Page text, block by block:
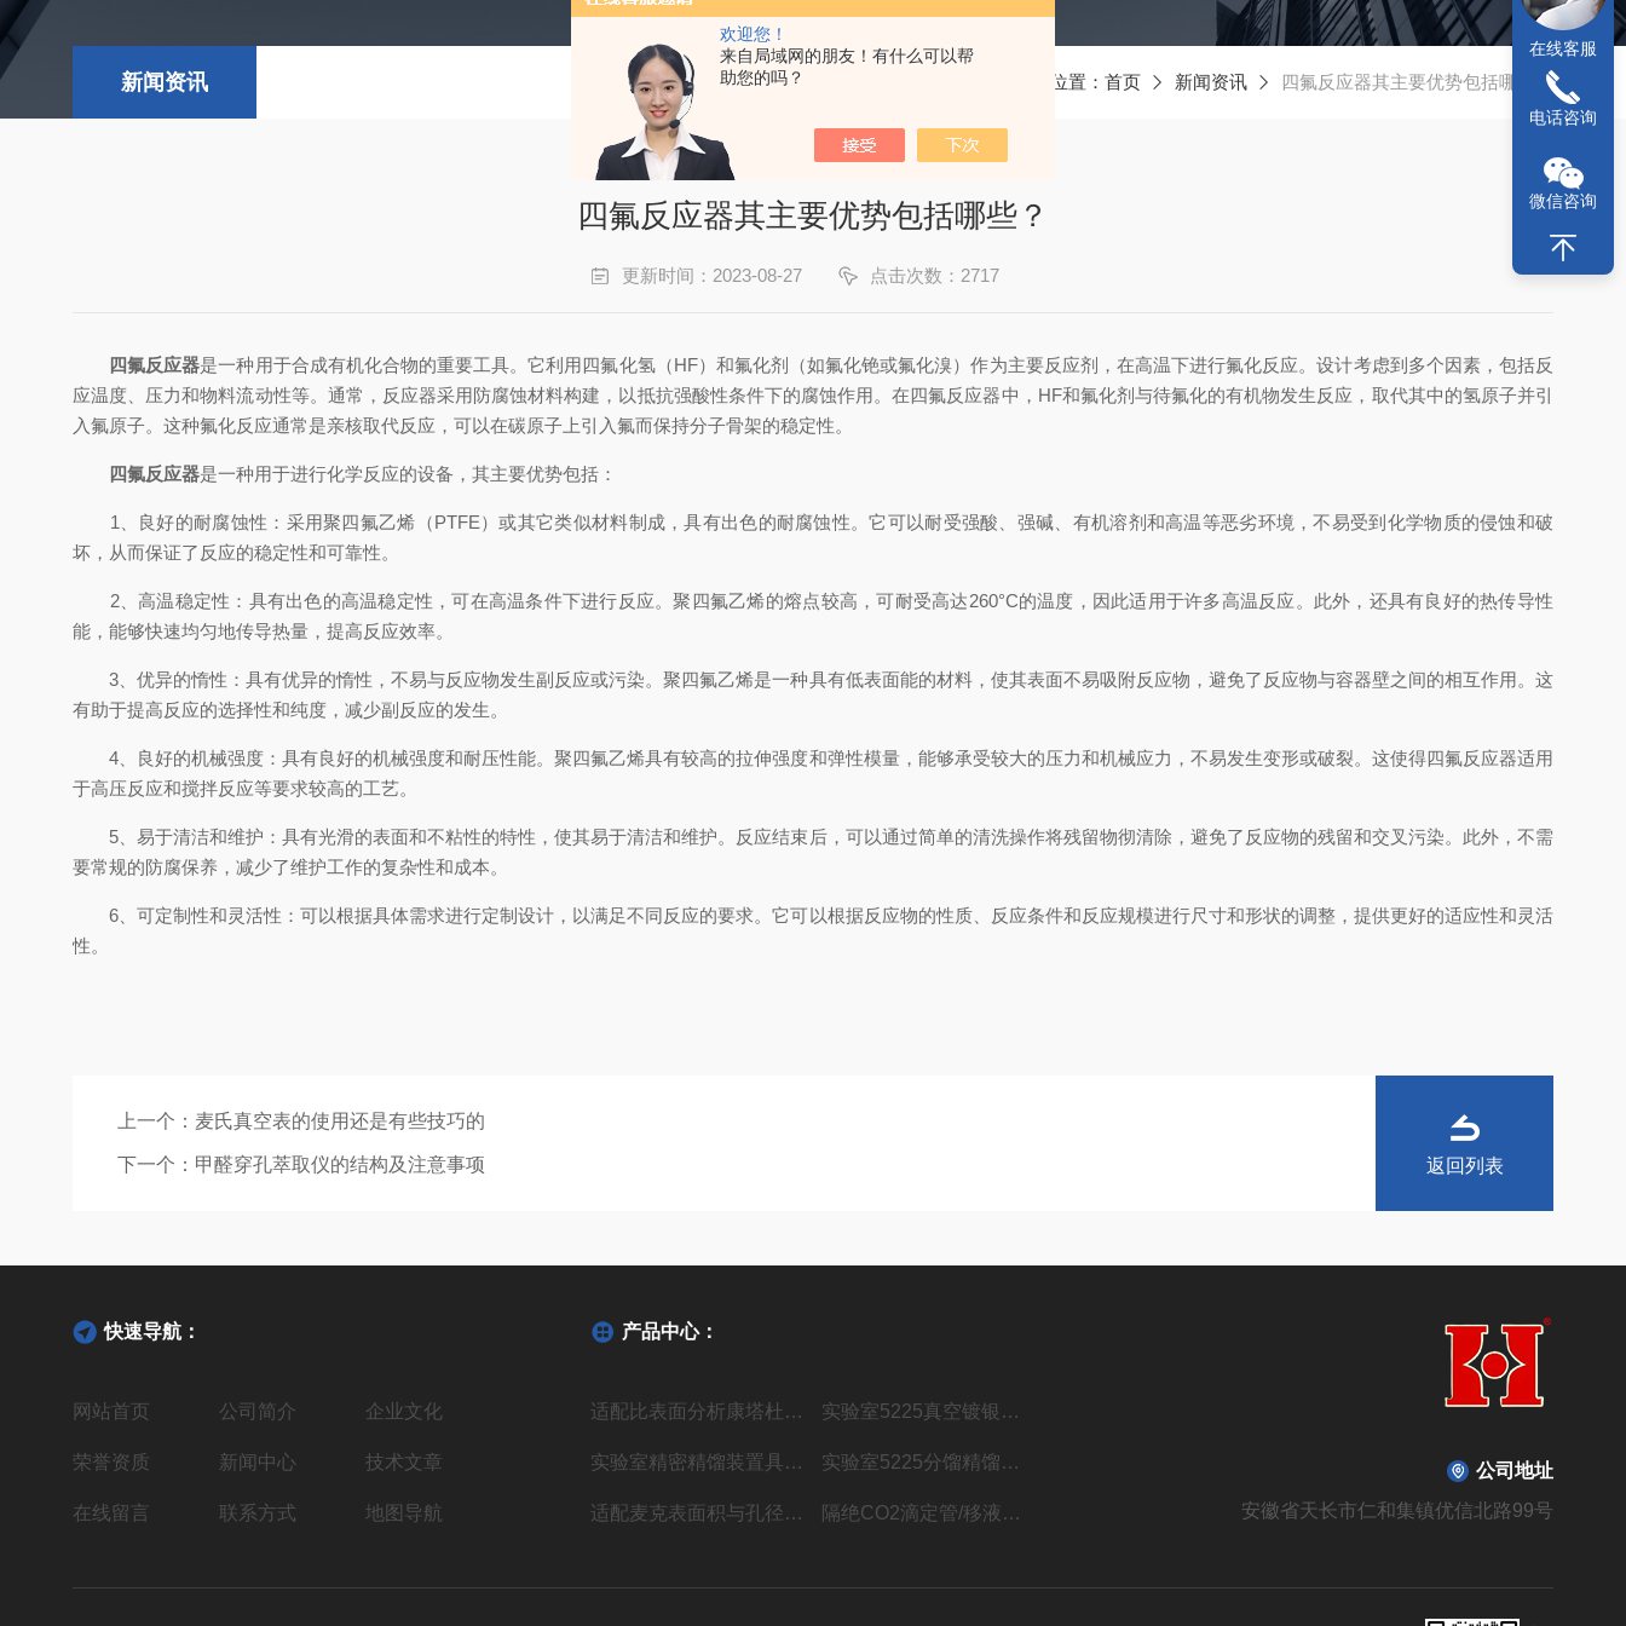
欢迎您！
来自局域网的朋友！有什么可以帮
助您的吗？
新闻资讯 当前位置： 首页 新闻资讯 四氟反应器其主要优势包括哪些？
四氟反应器其主要优势包括哪些？
更新时间：2023-08-27 点击次数：2717
四氟反应器是一种用于合成有机化合物的重要工具。它利用四氟化氢（HF）和氟化剂（如氟化铯或氟化溴）作为主要反应剂，在高温下进行氟化反应。设计考虑到多个因素，包括反
应温度、压力和物料流动性等。通常，反应器采用防腐蚀材料构建，以抵抗强酸性条件下的腐蚀作用。在四氟反应器中，HF和氟化剂与待氟化的有机物发生反应，取代其中的氢原子并引
入氟原子。这种氟化反应通常是亲核取代反应，可以在碳原子上引入氟而保持分子骨架的稳定性。
四氟反应器是一种用于进行化学反应的设备，其主要优势包括：
1、良好的耐腐蚀性：采用聚四氟乙烯（PTFE）或其它类似材料制成，具有出色的耐腐蚀性。它可以耐受强酸、强碱、有机溶剂和高温等恶劣环境，不易受到化学物质的侵蚀和破
坏，从而保证了反应的稳定性和可靠性。
2、高温稳定性：具有出色的高温稳定性，可在高温条件下进行反应。聚四氟乙烯的熔点较高，可耐受高达260°C的温度，因此适用于许多高温反应。此外，还具有良好的热传导性
能，能够快速均匀地传导热量，提高反应效率。
3、优异的惰性：具有优异的惰性，不易与反应物发生副反应或污染。聚四氟乙烯是一种具有低表面能的材料，使其表面不易吸附反应物，避免了反应物与容器壁之间的相互作用。这
有助于提高反应的选择性和纯度，减少副反应的发生。
4、良好的机械强度：具有良好的机械强度和耐压性能。聚四氟乙烯具有较高的拉伸强度和弹性模量，能够承受较大的压力和机械应力，不易发生变形或破裂。这使得四氟反应器适用
于高压反应和搅拌反应等要求较高的工艺。
5、易于清洁和维护：具有光滑的表面和不粘性的特性，使其易于清洁和维护。反应结束后，可以通过简单的清洗操作将残留物彻清除，避免了反应物的残留和交叉污染。此外，不需
要常规的防腐保养，减少了维护工作的复杂性和成本。
6、可定制性和灵活性：可以根据具体需求进行定制设计，以满足不同反应的要求。它可以根据反应物的性质、反应条件和反应规模进行尺寸和形状的调整，提供更好的适应性和灵活
性。
上一个： 麦氏真空表的使用还是有些技巧的
下一个： 甲醛穿孔萃取仪的结构及注意事项 返回列表
快速导航：
网站首页 公司简介 企业文化
荣誉资质 新闻中心 技术文章
在线留言 联系方式 地图导航
产品中心：
适配比表面分析康塔杜瓦瓶AUTOSORB-1 实验室5225真空镀银精馏装置
实验室精密精馏装置具电加热精馏仪器 实验室5225分馏精馏塔玻璃仪器装置
适配麦克表面积与孔径分析杜瓦瓶ASAP 2460 隔绝CO2滴定管/移液管装置 玻璃仪器
公司地址
安徽省天长市仁和集镇优信北路99号
在线客服
电话咨询
微信咨询